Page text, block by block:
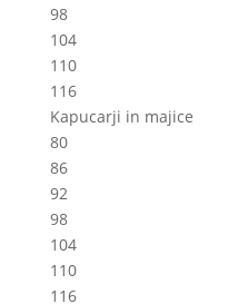
98
104
110
116
Kapucarji in majice
80
86
92
98
104
110
116